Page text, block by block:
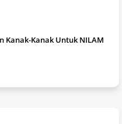
Kanak-Kanak Untuk NILAM